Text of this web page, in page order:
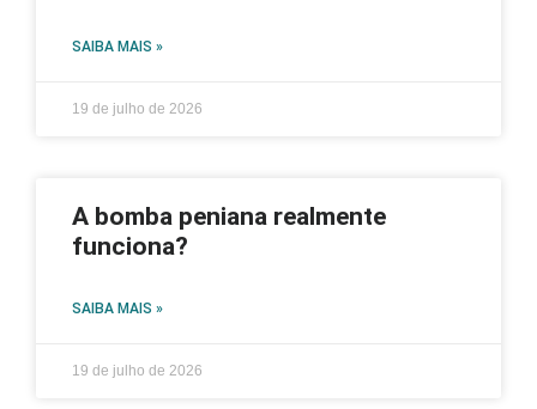
SAIBA MAIS »
19 de julho de 2026
A bomba peniana realmente
funciona?
SAIBA MAIS »
19 de julho de 2026